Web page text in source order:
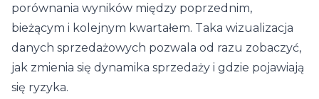
porównania wyników między poprzednim,
bieżącym i kolejnym kwartałem. Taka wizualizacja
danych sprzedażowych pozwala od razu zobaczyć,
jak zmienia się dynamika sprzedaży i gdzie pojawiają
się ryzyka.